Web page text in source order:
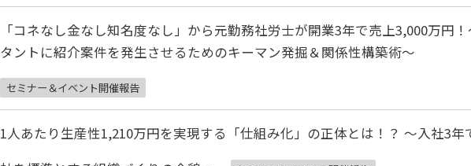
「コネなし金なし知名度なし」から元勤務社労士が開業3年で売上3,000万円！
タントに紹介案件を発生させるためのキーマン発掘＆関係性構築術～
セミナー＆イベント開催報告
1人あたり生産性1,210万円を実現する「仕組み化」の正体とは！？ 〜入社3年